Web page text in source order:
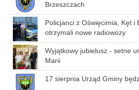
Brzeszczach
Policjanci z Oświęcimia, Kęt i
otrzymali nowe radiowozy
Wyjątkowy jubielusz - setne
Marii
17 sierpnia Urząd Gminy